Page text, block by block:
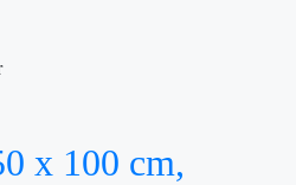
x 100 cm,